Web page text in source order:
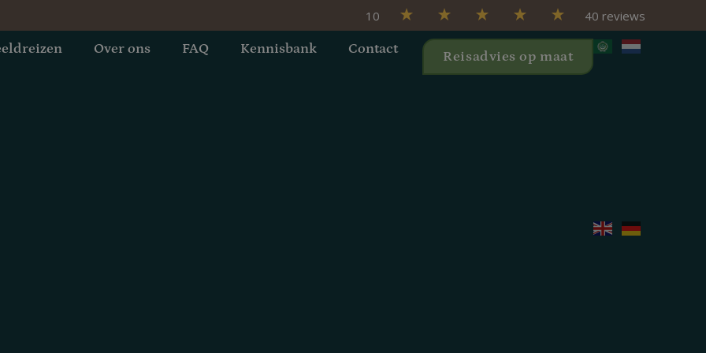
10 40 reviews
Over ons FAQ Kennisbank Contact Reisadvies op maat